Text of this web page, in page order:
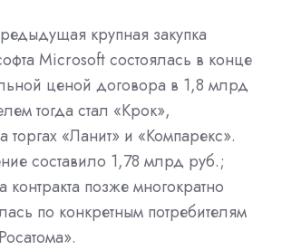
крупная закупка
Microsoft состоялась в конце
ценой договора в 1,8 млрд
тогда стал «Крок»,
торгах «Ланит» и «Компарекс».
составило 1,78 млрд руб.;
контракта позже многократно
по конкретным потребителям